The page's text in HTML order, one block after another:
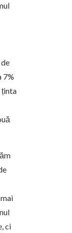
7%
ținta
ci